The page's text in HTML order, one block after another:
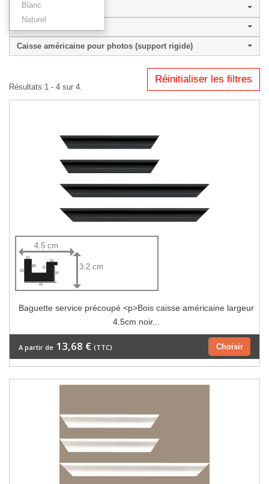
Blanc
Naturel
Style
Caisse américaine pour photos (support rigide)
Réinitialiser les filtres
Résultats 1 - 4 sur 4.
4.5 cm
3.2 cm
Baguette service précoupé <p>Bois caisse américaine largeur
4.5cm noir...
Choisir
A partir de 13,68 € (TTC)